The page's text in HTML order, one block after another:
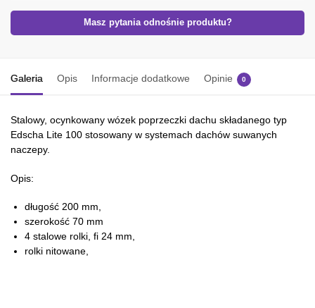
Masz pytania odnośnie produktu?
Galeria Opis Informacje dodatkowe Opinie 0
Stalowy, ocynkowany wózek poprzeczki dachu składanego typ
Edscha Lite 100 stosowany w systemach dachów suwanych
naczepy.
Opis:
długość 200 mm,
szerokość 70 mm
4 stalowe rolki, fi 24 mm,
rolki nitowane,